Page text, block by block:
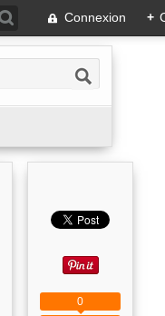
Connexion +
0